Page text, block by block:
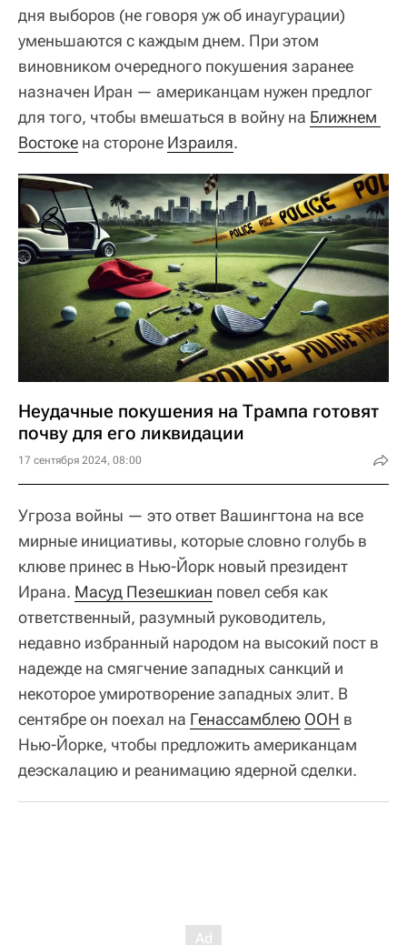
дня выборов (не говоря уж об инаугурации)
уменьшаются с каждым днем. При этом
виновником очередного покушения заранее
назначен Иран — американцам нужен предлог
для того, чтобы вмешаться в войну на Ближнем
Востоке на стороне Израиля.
Неудачные покушения на Трампа готовят
почву для его ликвидации
17 сентября 2024, 08:00
Угроза войны — это ответ Вашингтона на все
мирные инициативы, которые словно голубь в
клюве принес в Нью-Йорк новый президент
Ирана. Масуд Пезешкиан повел себя как
ответственный, разумный руководитель,
недавно избранный народом на высокий пост в
надежде на смягчение западных санкций и
некоторое умиротворение западных элит. В
сентябре он поехал на Генассамблею ООН в
Нью-Йорке, чтобы предложить американцам
деэскалацию и реанимацию ядерной сделки.